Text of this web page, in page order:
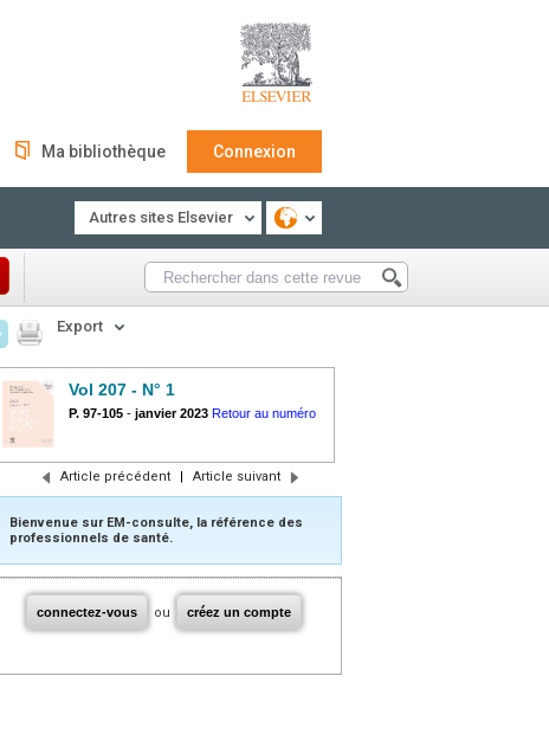
Ma bibliothèque Connexion
Autres sites Elsevier
Export
Vol 207 - N° 1
P. 97-105 - janvier 2023 Retour au numéro
Article précédent | Article suivant
Bienvenue sur EM-consulte, la référence des
professionnels de santé.
connectez-vous ou créez un compte